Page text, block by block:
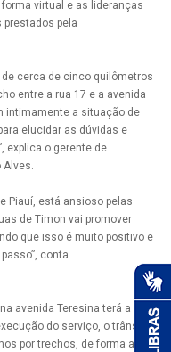
virtual e as lideranças
pela
cerca de cinco quilômetros
entre a rua 17 e a avenida
intimamente a situação de
elucidar as dúvidas e
explica o gerente de
Piauí, está ansioso pelas
de Timon vai promover
que isso é muito positivo e
conta.
avenida Teresina terá a
do serviço, o trânsito
por trechos, de forma a